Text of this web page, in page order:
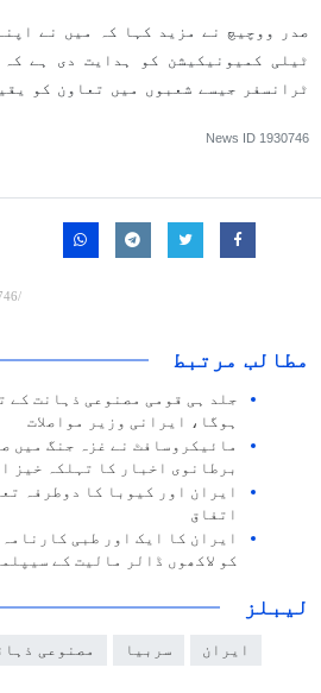
صدر ووچیچ نے مزید کہا کہ میں نے
ٹیلی کمیونیکیشن کو ہدایت دی ہے
ٹرانسفر جیسے شعبوں میں تعاون کو
News ID 1930746
مطالب مرتبط
جلد ہی قومی مصنوعی ذہانت کے
ہوگا، ایرانی وزیر مواصلات
مائیکروسافٹ نے غزہ جنگ میں
برطانوی اخبار کا تہلکہ خیز
ایران اور کیوبا کا دوطرفہ
اتفاق
ایران کا ایک اور طبی
کو لاکھوں ڈالر مالیت کے
لیبلز
ایران سربیا مصنوعی